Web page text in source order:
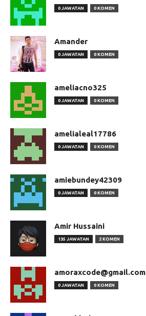
0 JAWATAN 0 KOMEN
Amander
0 JAWATAN 0 KOMEN
ameliacno325
0 JAWATAN 0 KOMEN
amelialeal17786
0 JAWATAN 0 KOMEN
amiebundey42309
0 JAWATAN 0 KOMEN
Amir Hussaini
135 JAWATAN 2 KOMEN
amoraxcode@gmail.com
0 JAWATAN 0 KOMEN